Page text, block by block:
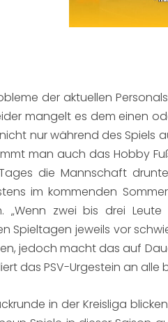
der aktuellen
mangelt es dem einen
nur während des Spiels
man auch das Hobby
die Mannschaft
im kommenden
zwei bis drei
jeweils vor
jedoch macht das auf
das PSV-Urgestein an alle
in der Kreisliga